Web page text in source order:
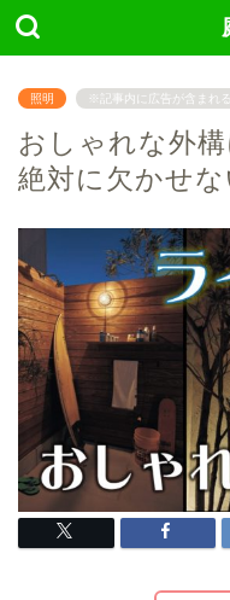
照明 ※記事内に広告が含まれ
おしゃれな外
絶対に欠かせ